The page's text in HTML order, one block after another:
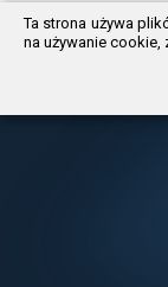
https://
Ta strona używa
na używanie